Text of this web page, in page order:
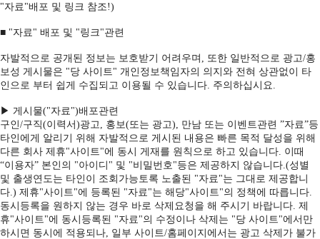
"자료"배포 및 링크 참조!)
■ "자료" 배포 및 "링크"관련
자발적으로 공개된 정보는 보호받기 어려우며, 또한 일반적으로 광고/홍
보성 게시물은 "당 사이트" 개인정보책임자의 의지와 전혀 상관없이 타
인으로 부터 쉽게 수집되고 이용될 수 있습니다. 주의하십시요.
▶ 게시물("자료")배포관련
구인/구직(이력서)광고, 홍보(또는 광고), 만남 또는 이벤트관련 ”자료”등
타인에게 알리기 위해 자발적으로 게시된 내용은 빠른 목적 달성을 위해
다른 회사 제휴"사이트"에 동시 게재를 원칙으로 하고 있습니다. 이때
“이용자” 본인의 "아이디" 및 "비밀번호"등은 제공하지 않습니다.(성별
및 출생연도는 타인이 조회가능토록 노출된 "자료"는 그대로 제공합니
다.) 제휴"사이트"에 등록된 "자료"는 해당"사이트"의 정책에 따릅니다.
동시등록을 원하지 않는 경우 바로 삭제요청을 해 주시기 바랍니다. 제
휴"사이트"에 동시등록된 "자료"의 수정이나 삭제는 "당 사이트"에서만
하시면 동시에 적용되나, 일부 사이트/홈페이지에서는 광고 삭제가 불가